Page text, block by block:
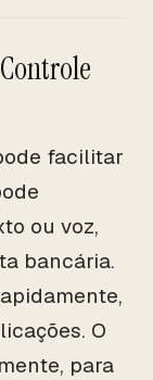
facilitar
ou voz,
bancária.
O
para